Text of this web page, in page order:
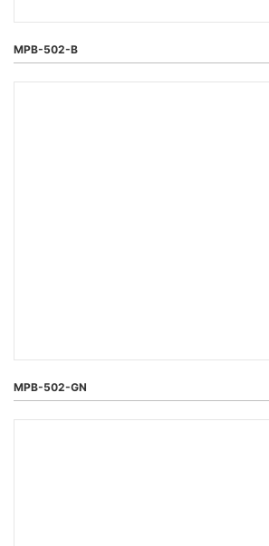
MPB-502-B
MPB-502-GN